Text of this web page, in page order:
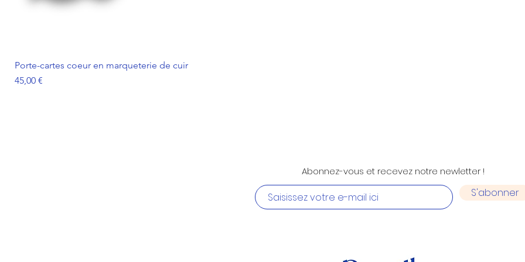
Porte-cartes coeur en marqueterie de cuir
Prix
45,00 €
Abonnez-vous et recevez notre newletter !
S'abonner